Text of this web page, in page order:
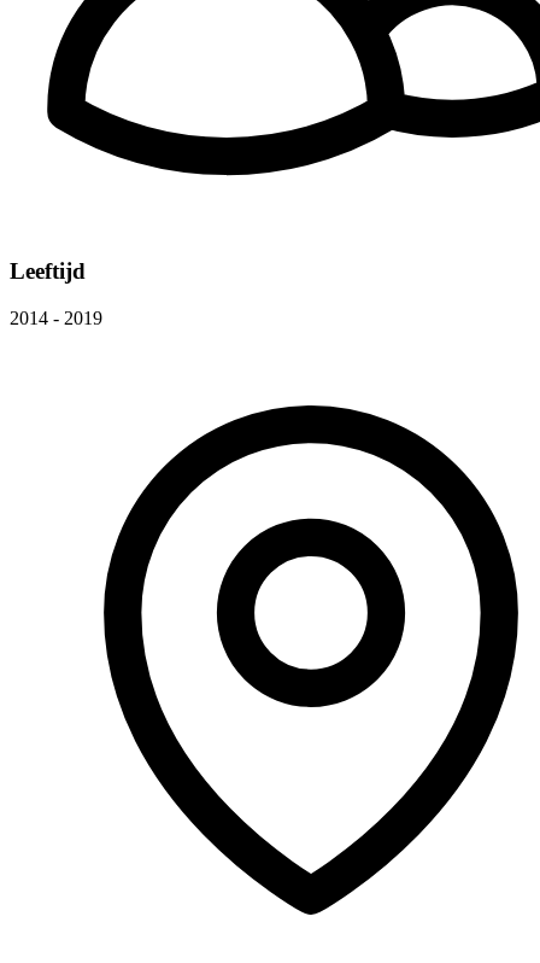
Leeftijd
2014 - 2019